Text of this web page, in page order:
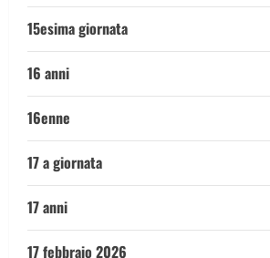
15esima giornata
16 anni
16enne
17 a giornata
17 anni
17 febbraio 2026